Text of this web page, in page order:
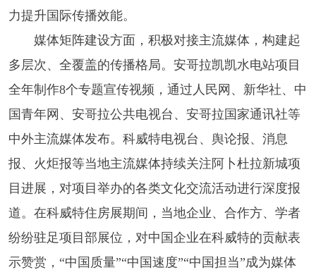
力提升国际传播效能。
媒体矩阵建设方面，积极对接主流媒体，构建起
多层次、全覆盖的传播格局。安哥拉凯凯水电站项目
全年制作8个专题宣传视频，通过人民网、新华社、中
国青年网、安哥拉公共电视台、安哥拉国家通讯社等
中外主流媒体发布。科威特电视台、舆论报、消息
报、火炬报等当地主流媒体持续关注阿卜杜拉新城项
目进展，对项目举办的各类文化交流活动进行深度报
道。在科威特住房展期间，当地企业、合作方、学者
纷纷驻足项目部展位，对中国企业在科威特的贡献表
示赞赏，“中国质量”“中国速度”“中国担当”成为媒体